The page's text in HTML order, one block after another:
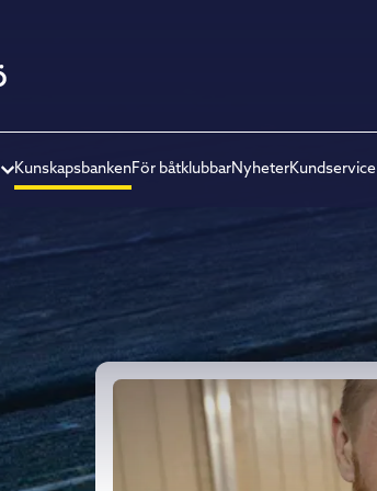
KunskapsbankenFör båtklubbarNyheterKundservice